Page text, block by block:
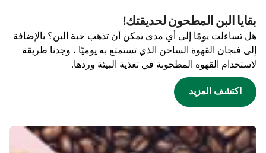
بقايا البن المطحون لحديقتك!
هل تساءلت يومًا إلى أي مدى يمكن أن تذهب حبة البن؟ بالإضافة
إلى فنجان القهوة الساخن الذي تستمتع به يوميًا ، وجدنا طريقة
لاستخدام القهوة المطحونة في تغذية البيئة وردها.
اكتشف المزيد